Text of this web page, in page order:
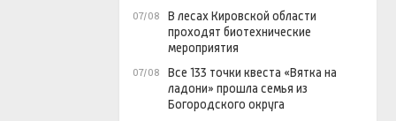
07/08
В лесах Кировской области
проходят биотехнические
мероприятия
07/08
Все 133 точки квеста «Вятка на
ладони» прошла семья из
Богородского округа